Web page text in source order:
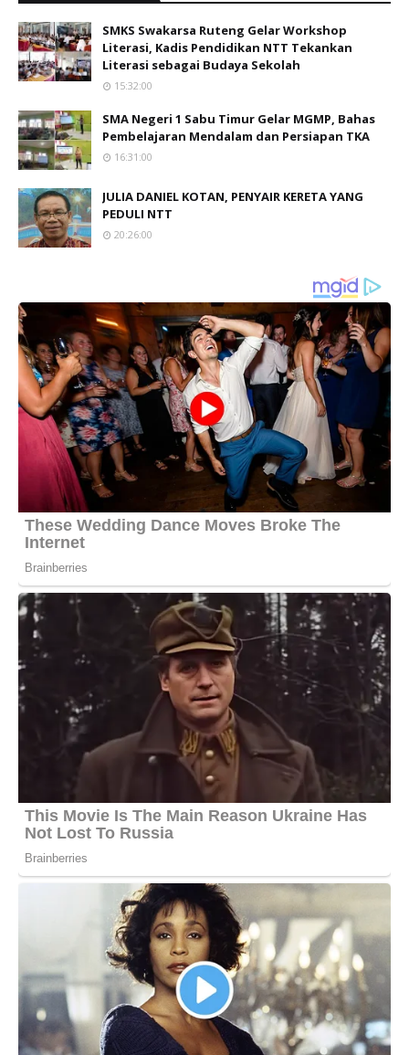
SMKS Swakarsa Ruteng Gelar Workshop
Literasi, Kadis Pendidikan NTT Tekankan
Literasi sebagai Budaya Sekolah
15:32:00
SMA Negeri 1 Sabu Timur Gelar MGMP, Bahas
Pembelajaran Mendalam dan Persiapan TKA
16:31:00
JULIA DANIEL KOTAN, PENYAIR KERETA YANG
PEDULI NTT
20:26:00